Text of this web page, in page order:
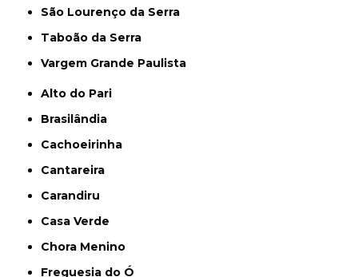
São Lourenço da Serra
Taboão da Serra
Vargem Grande Paulista
Alto do Pari
Brasilândia
Cachoeirinha
Cantareira
Carandiru
Casa Verde
Chora Menino
Freguesia do Ó